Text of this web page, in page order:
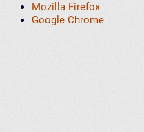
Mozilla Firefox
Google Chrome